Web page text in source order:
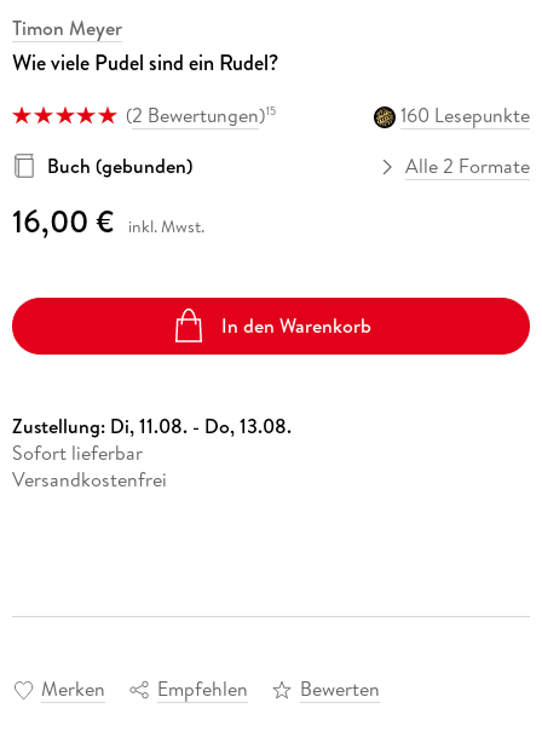
Timon Meyer
Wie viele Pudel sind ein Rudel?
(2 Bewertungen)15
160 Lesepunkte
Buch (gebunden)
Alle 2 Formate
16,00 € inkl. Mwst.
In den Warenkorb
Zustellung: Di, 11.08. - Do, 13.08.
Sofort lieferbar
Versandkostenfrei
Merken Empfehlen Bewerten